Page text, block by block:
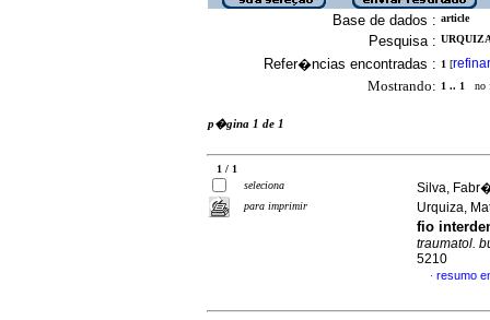
Base de dados : article
Pesquisa :
Refer�ncias encontradas : 1 [refinar
Mostrando: 1 .. 1 no
p�gina 1 de 1
1 / 1
seleciona
para imprimir
Silva,
Urquiza,
fio
traumatol.
5210
· resumo